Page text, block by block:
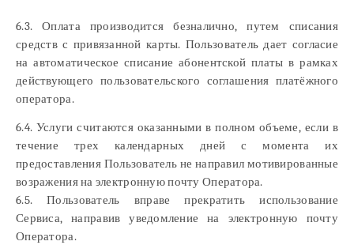
6.3. Оплата производится безналично, путем списания
средств с привязанной карты. Пользователь дает согласие
на автоматическое списание абонентской платы в рамках
действующего пользовательского соглашения платёжного
оператора.
6.4. Услуги считаются оказанными в полном объеме, если в
течение трех календарных дней с момента их
предоставления Пользователь не направил мотивированные
возражения на электронную почту Оператора.
6.5. Пользователь вправе прекратить использование
Сервиса, направив уведомление на электронную почту
Оператора.